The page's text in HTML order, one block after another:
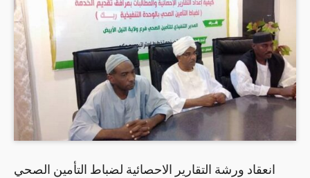
انعقاد ورشة التقارير الاحصائية لضباط التأمين الصحي